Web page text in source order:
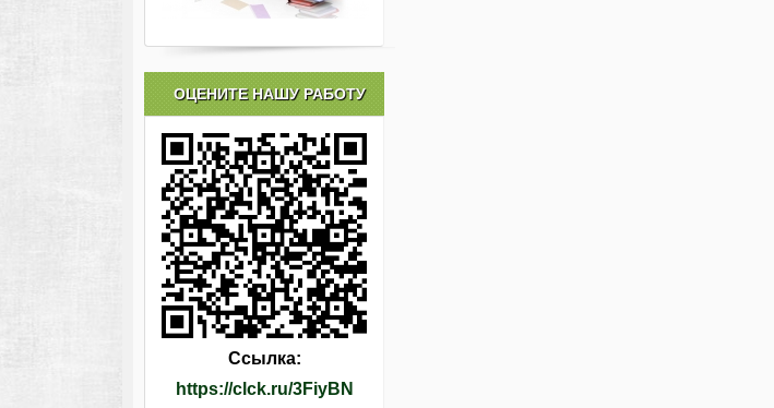
ОЦЕНИТЕ НАШУ РАБОТУ
Ссылка:
https://clck.ru/3FiyBN